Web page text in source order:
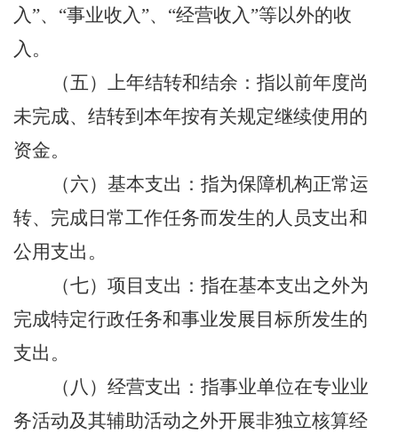
入”、“事业收入”、“经营收入”等以外的收
入。
（五）上年结转和结余：指以前年度尚
未完成、结转到本年按有关规定继续使用的
资金。
（六）基本支出：指为保障机构正常运
转、完成日常工作任务而发生的人员支出和
公用支出。
（七）项目支出：指在基本支出之外为
完成特定行政任务和事业发展目标所发生的
支出。
（八）经营支出：指事业单位在专业业
务活动及其辅助活动之外开展非独立核算经